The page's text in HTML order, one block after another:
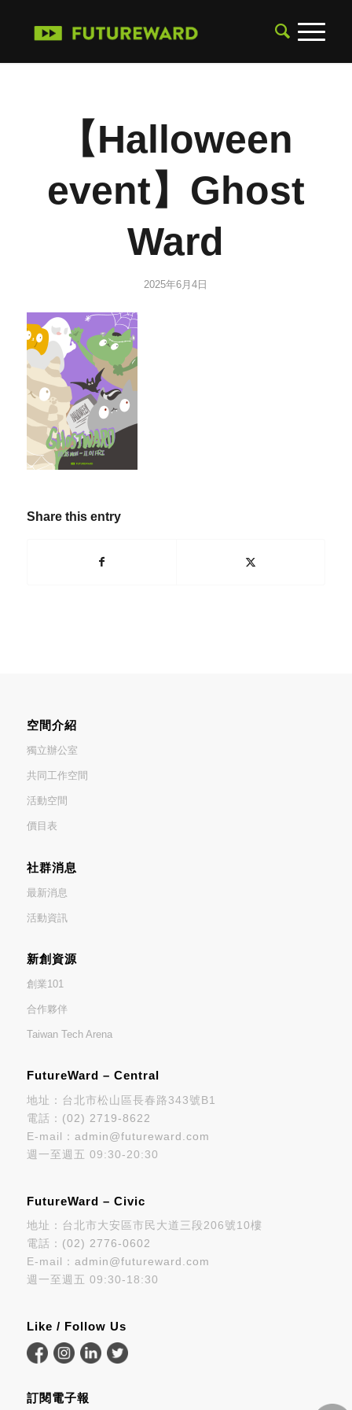
【Halloween
event】Ghost
Ward
2025年6月4日
Share this entry
空間介紹
獨立辦公室
共同工作空間
活動空間
價目表
社群消息
最新消息
活動資訊
新創資源
創業101
合作夥伴
Taiwan Tech Arena
FutureWard – Central
地址：台北市松山區長春路343號B1
電話： (02) 2719-8622
E-mail： admin@futureward.com
週一至週五 09:30-20:30
FutureWard – Civic
地址：台北市大安區市民大道三段206號10樓
電話： (02) 2776-0602
E-mail： admin@futureward.com
週一至週五 09:30-18:30
Like / Follow Us
訂閱電子報